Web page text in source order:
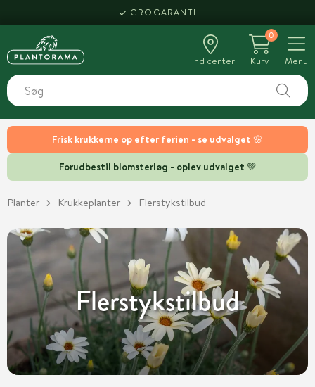
Frisk krukkerne op efter ferien - se udvalget 🌸
Forudbestil blomsterløg - oplev udvalget 💚
HENT SAMME DAG
Find center
0
Kurv
Menu
Planter Krukkeplanter Flerstykstilbud
Flerstykstilbud